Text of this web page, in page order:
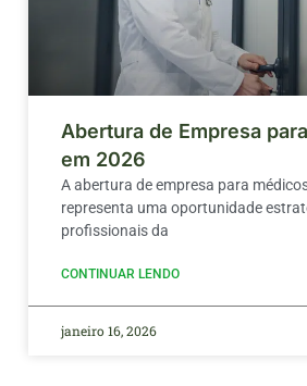
Abertura de Empresa
em 2026
A abertura de empresa para
representa uma oportunidade
profissionais da
CONTINUAR LENDO
janeiro 16, 2026